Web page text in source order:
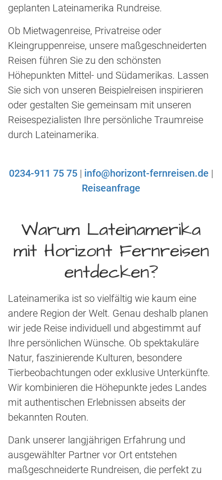
geplanten Lateinamerika Rundreise.
Ob Mietwagenreise, Privatreise oder
Kleingruppenreise, unsere maßgeschneiderten
Reisen führen Sie zu den schönsten
Höhepunkten Mittel- und Südamerikas. Lassen
Sie sich von unseren Beispielreisen inspirieren
oder gestalten Sie gemeinsam mit unseren
Reisespezialisten Ihre persönliche Traumreise
durch Lateinamerika.
0234-911 75 75 | info@horizont-fernreisen.de |
Reiseanfrage
Warum Lateinamerika
mit Horizont Fernreisen
entdecken?
Lateinamerika ist so vielfältig wie kaum eine
andere Region der Welt. Genau deshalb planen
wir jede Reise individuell und abgestimmt auf
Ihre persönlichen Wünsche. Ob spektakuläre
Natur, faszinierende Kulturen, besondere
Tierbeobachtungen oder exklusive Unterkünfte.
Wir kombinieren die Höhepunkte jedes Landes
mit authentischen Erlebnissen abseits der
bekannten Routen.
Dank unserer langjährigen Erfahrung und
ausgewählter Partner vor Ort entstehen
maßgeschneiderte Rundreisen, die perfekt zu